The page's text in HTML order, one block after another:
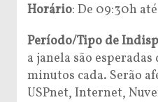
Horário: De 09:30h
Período/Tipo de
a janela são esperadas
minutos cada. Serão
USPnet, Internet,